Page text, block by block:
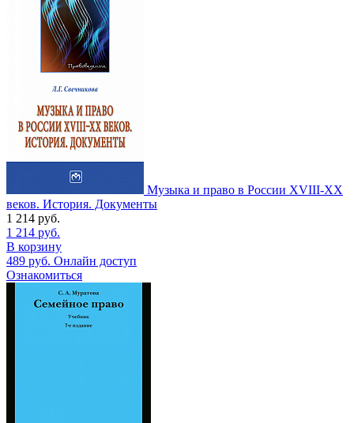
Музыка и право в России XVIII-XX
веков. История. Документы
1 214 руб.
1 214 руб.
В корзину
489 руб. Онлайн доступ
Ознакомиться